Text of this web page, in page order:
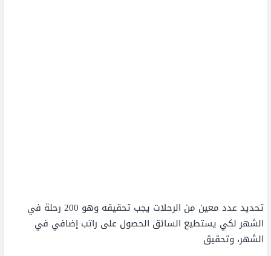
تحديد عدد معين من الرحلات يجب تحقيقه وهو 200 رحلة في
الشهر لكي يستطيع السائق الحصول على راتب إضافي في
الشهر، وتحقيق